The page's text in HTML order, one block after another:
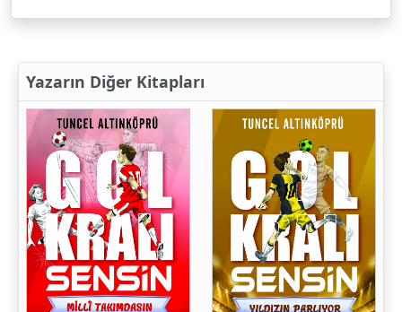
Yazarın Diğer Kitapları